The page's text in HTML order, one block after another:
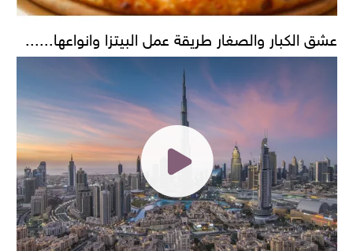
عشق الكبار والصغار طريقة عمل البيتزا وانواعها......